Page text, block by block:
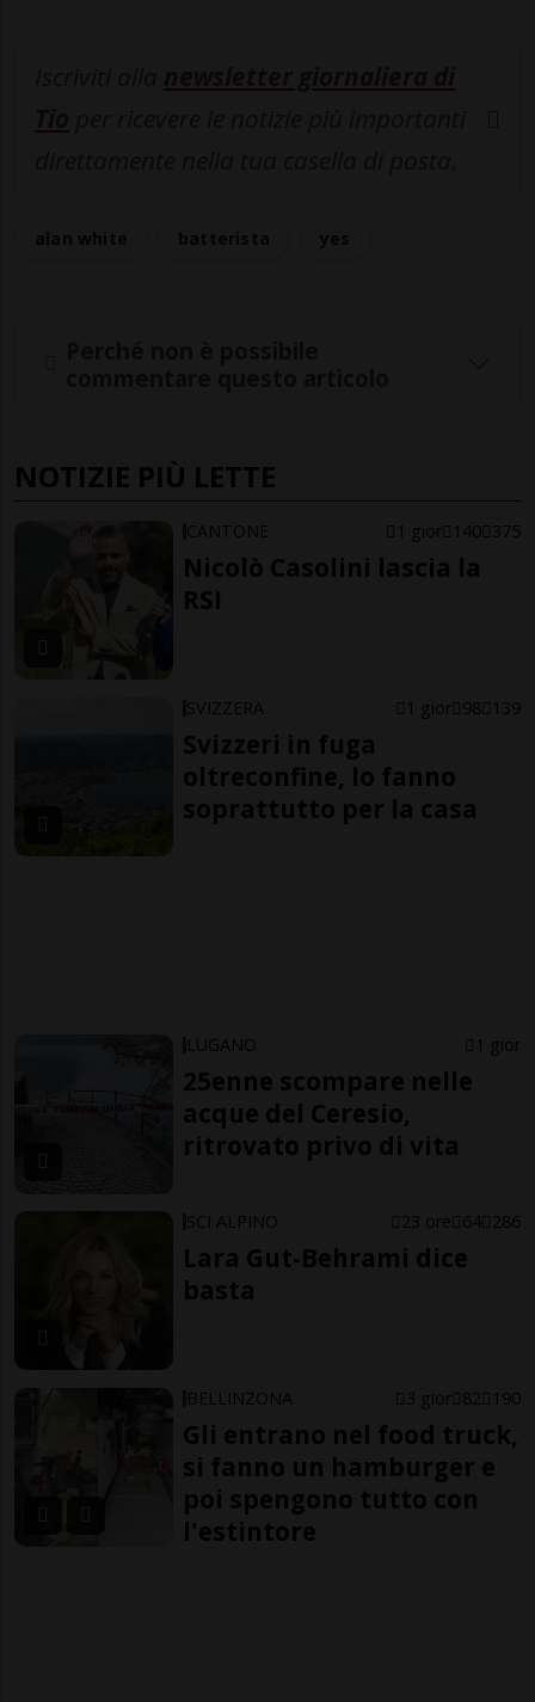
NOTIZIE PIÙ LETTE
CANTONE 1 gior 140 375
Nicolò Casolini lascia la
RSI
SVIZZERA 1 gior 98 139
Svizzeri in fuga
oltreconfine, lo fanno
soprattutto per la casa
LUGANO 1 gior
25enne scompare nelle
acque del Ceresio,
ritrovato privo di vita
SCI ALPINO 23 ore 64 286
Lara Gut-Behrami dice
basta
BELLINZONA 3 gior 82 190
Gli entrano nel food truck,
si fanno un hamburger e
poi spengono tutto con
l'estintore